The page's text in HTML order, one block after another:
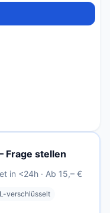
stellen
in <24h · Ab 15,– €
verschlüsselt